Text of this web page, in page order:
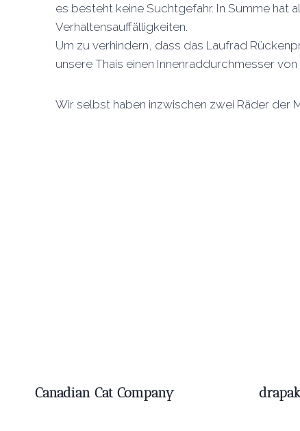
es besteht keine Suchtgefahr. In Summe hat
Verhaltensauffälligkeiten.
Um zu verhindern, dass das Laufrad
unsere Thais einen Innenraddurchmesser
Wir selbst haben inzwischen zwei Räder der
Canadian Cat Company